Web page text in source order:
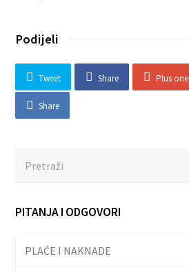
Podijeli
Tweet Share Plus one
Share
PITANJA I ODGOVORI
PLAĆE I NAKNADE